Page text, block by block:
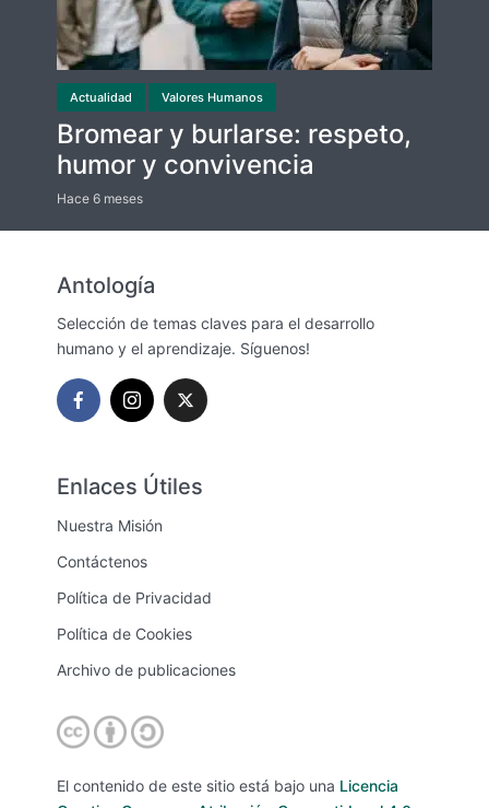
Actualidad Valores Humanos
Bromear y burlarse: respeto,
humor y convivencia
Hace 6 meses
Antología
Selección de temas claves para el desarrollo
humano y el aprendizaje. Síguenos!
Enlaces Útiles
Nuestra Misión
Contáctenos
Política de Privacidad
Política de Cookies
Archivo de publicaciones
El contenido de este sitio está bajo una Licencia